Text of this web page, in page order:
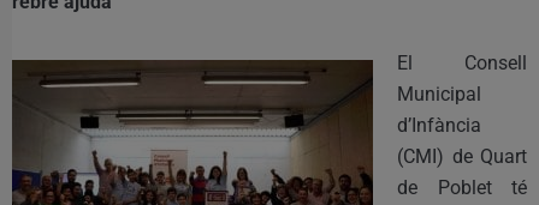
El Consell
Municipal
d’Infància
(CMI) de Quart
de Poblet té